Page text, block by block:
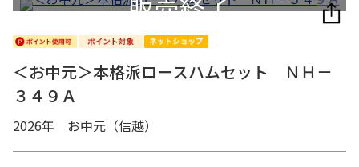
＜お中元＞本格派ロースハムセット ＮＨ－
３４９Ａ
2026年 お中元（信越）